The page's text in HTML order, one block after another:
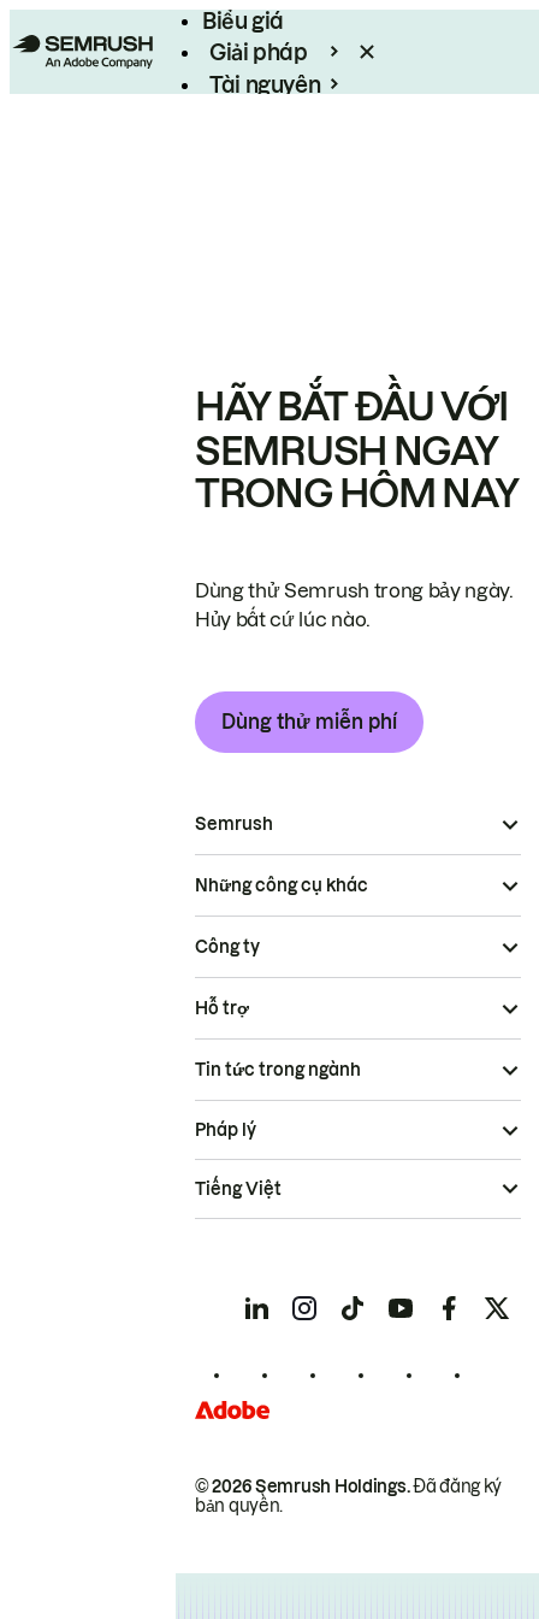
Biểu giá
Giải pháp
Tài nguyên
HÃY BẮT ĐẦU VỚI
SEMRUSH NGAY
TRONG HÔM NAY
Dùng thử Semrush trong bảy ngày.
Hủy bất cứ lúc nào.
Dùng thử miễn phí
Semrush
Những công cụ khác
Công ty
Hỗ trợ
Tin tức trong ngành
© 2026 Semrush Holdings.Đã đăng ký
bản quyền.
Pháp lý
Tiếng Việt